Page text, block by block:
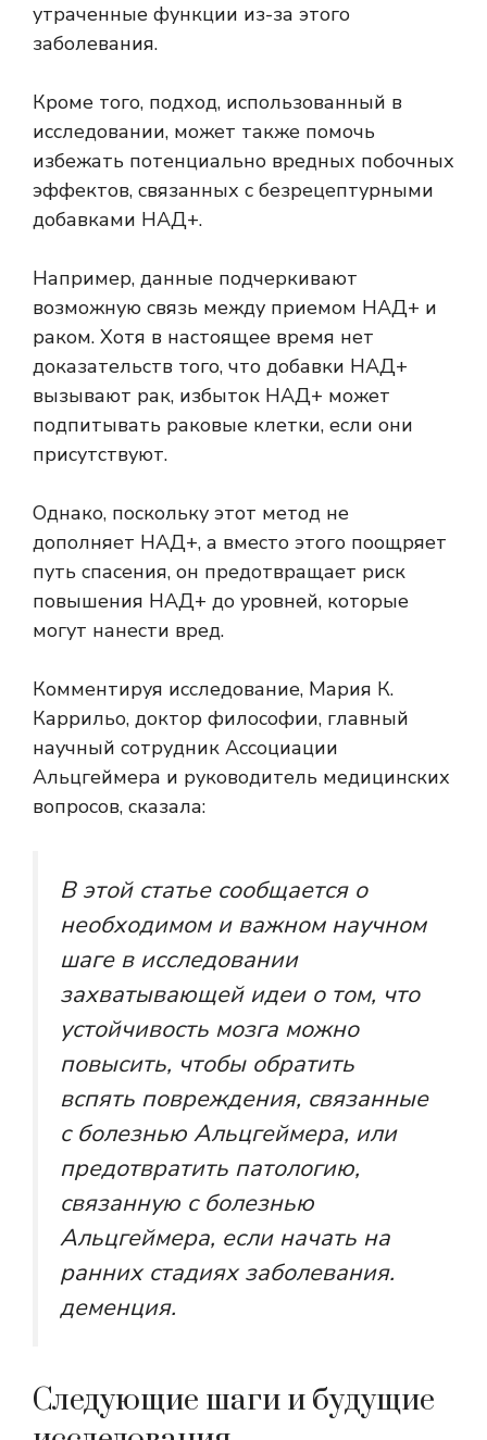
утраченные функции из-за этого
заболевания.
Кроме того, подход, использованный в
исследовании, может также помочь
избежать потенциально вредных побочных
эффектов, связанных с безрецептурными
добавками НАД+.
Например, данные подчеркивают
возможную связь между приемом НАД+ и
раком. Хотя в настоящее время нет
доказательств того, что добавки НАД+
вызывают рак, избыток НАД+ может
подпитывать раковые клетки, если они
присутствуют.
Однако, поскольку этот метод не
дополняет НАД+, а вместо этого поощряет
путь спасения, он предотвращает риск
повышения НАД+ до уровней, которые
могут нанести вред.
Комментируя исследование, Мария К.
Каррильо, доктор философии, главный
научный сотрудник Ассоциации
Альцгеймера и руководитель медицинских
вопросов, сказала:
В этой статье сообщается о
необходимом и важном научном
шаге в исследовании
захватывающей идеи о том, что
устойчивость мозга можно
повысить, чтобы обратить
вспять повреждения, связанные
с болезнью Альцгеймера, или
предотвратить патологию,
связанную с болезнью
Альцгеймера, если начать на
ранних стадиях заболевания.
деменция.
Следующие шаги и будущие